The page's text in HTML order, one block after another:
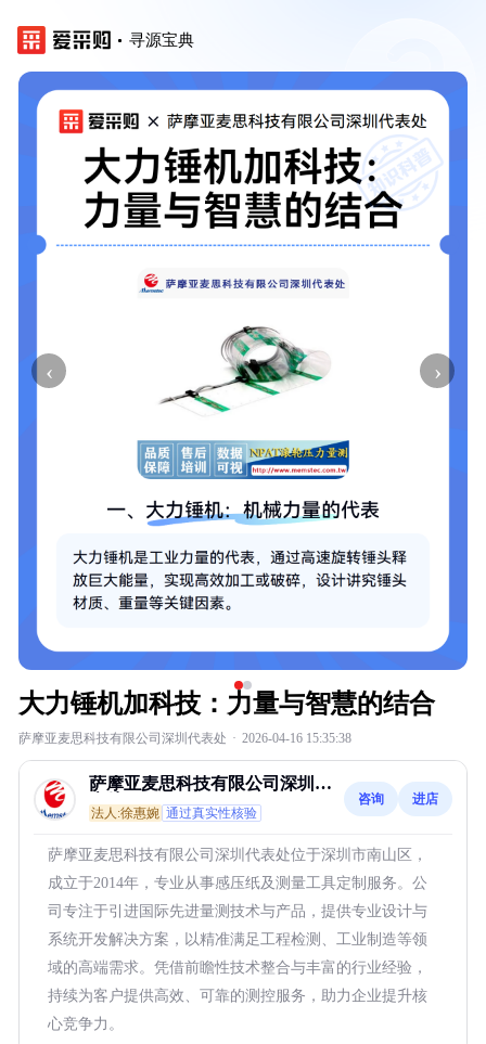
寻源宝典
‹ ›
大力锤机加科技：力量与智慧的结合
萨摩亚麦思科技有限公司深圳代表处 · 2026-04-16 15:35:38
萨摩亚麦思科技有限公司深圳代
表处
法人:徐惠婉 通过真实性核验
咨询 进店
萨摩亚麦思科技有限公司深圳代表处位于深圳市南山区，
成立于2014年，专业从事感压纸及测量工具定制服务。公
司专注于引进国际先进量测技术与产品，提供专业设计与
系统开发解决方案，以精准满足工程检测、工业制造等领
域的高端需求。凭借前瞻性技术整合与丰富的行业经验，
持续为客户提供高效、可靠的测控服务，助力企业提升核
心竞争力。